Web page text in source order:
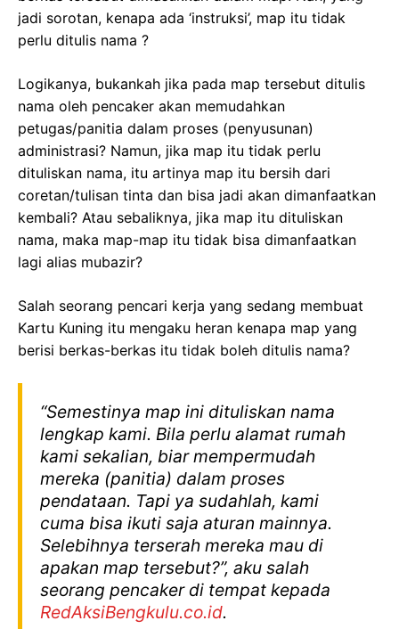
jadi sorotan, kenapa ada ‘instruksi’, map itu tidak
perlu ditulis nama ?
Logikanya, bukankah jika pada map tersebut ditulis
nama oleh pencaker akan memudahkan
petugas/panitia dalam proses (penyusunan)
administrasi? Namun, jika map itu tidak perlu
dituliskan nama, itu artinya map itu bersih dari
coretan/tulisan tinta dan bisa jadi akan dimanfaatkan
kembali? Atau sebaliknya, jika map itu dituliskan
nama, maka map-map itu tidak bisa dimanfaatkan
lagi alias mubazir?
Salah seorang pencari kerja yang sedang membuat
Kartu Kuning itu mengaku heran kenapa map yang
berisi berkas-berkas itu tidak boleh ditulis nama?
“Semestinya map ini dituliskan nama
lengkap kami. Bila perlu alamat rumah
kami sekalian, biar mempermudah
mereka (panitia) dalam proses
pendataan. Tapi ya sudahlah, kami
cuma bisa ikuti saja aturan mainnya.
Selebihnya terserah mereka mau di
apakan map tersebut?”, aku salah
seorang pencaker di tempat kepada
RedAksiBengkulu.co.id.